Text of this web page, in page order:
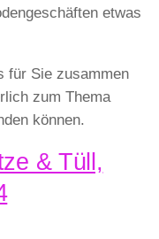
etwas
für Sie zusammen
zum Thema
können.
& Tüll,